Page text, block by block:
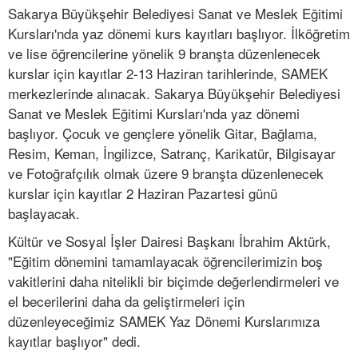
Sakarya Büyükşehir Belediyesi Sanat ve Meslek Eğitimi
Kursları'nda yaz dönemi kurs kayıtları başlıyor. İlköğretim
ve lise öğrencilerine yönelik 9 branşta düzenlenecek
kurslar için kayıtlar 2-13 Haziran tarihlerinde, SAMEK
merkezlerinde alınacak. Sakarya Büyükşehir Belediyesi
Sanat ve Meslek Eğitimi Kursları'nda yaz dönemi
başlıyor. Çocuk ve gençlere yönelik Gitar, Bağlama,
Resim, Keman, İngilizce, Satranç, Karikatür, Bilgisayar
ve Fotoğrafçılık olmak üzere 9 branşta düzenlenecek
kurslar için kayıtlar 2 Haziran Pazartesi günü
başlayacak.
Kültür ve Sosyal İşler Dairesi Başkanı İbrahim Aktürk,
"Eğitim dönemini tamamlayacak öğrencilerimizin boş
vakitlerini daha nitelikli bir biçimde değerlendirmeleri ve
el becerilerini daha da geliştirmeleri için
düzenleyeceğimiz SAMEK Yaz Dönemi Kurslarımıza
kayıtlar başlıyor" dedi.